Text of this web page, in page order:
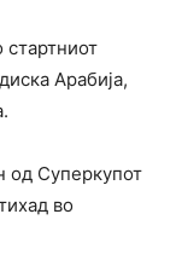
Арабија,
од Суперкупот
во